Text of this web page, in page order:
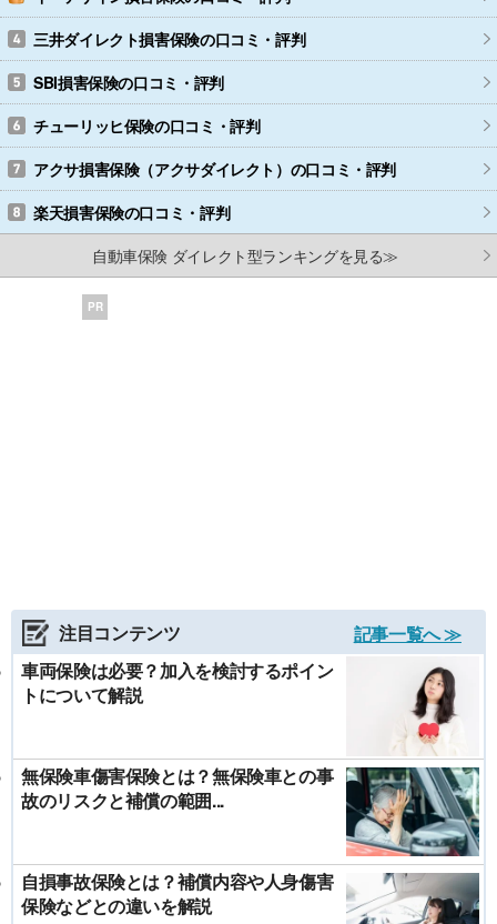
三井ダイレクト損害保険の口コミ・評判
SBI損害保険の口コミ・評判
チューリッヒ保険の口コミ・評判
アクサ損害保険（アクサダイレクト） の口コミ・評判
楽天損害保険の口コミ・評判
自動車保険 ダイレクト型ランキングを見る≫
PR
注目コンテンツ
記事一覧へ ≫
車両保険は必要？加入を検討するポイン
トについて解説
無保険車傷害保険とは？無保険車との事
故のリスクと補償の範囲...
自損事故保険とは？補償内容や人身傷害
保険などとの違いを解説